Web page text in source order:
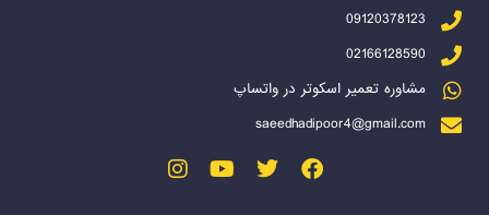
09120378123
02166128590
مشاوره تعمیر اسکوتر در واتساپ
saeedhadipoor4@gmail.com